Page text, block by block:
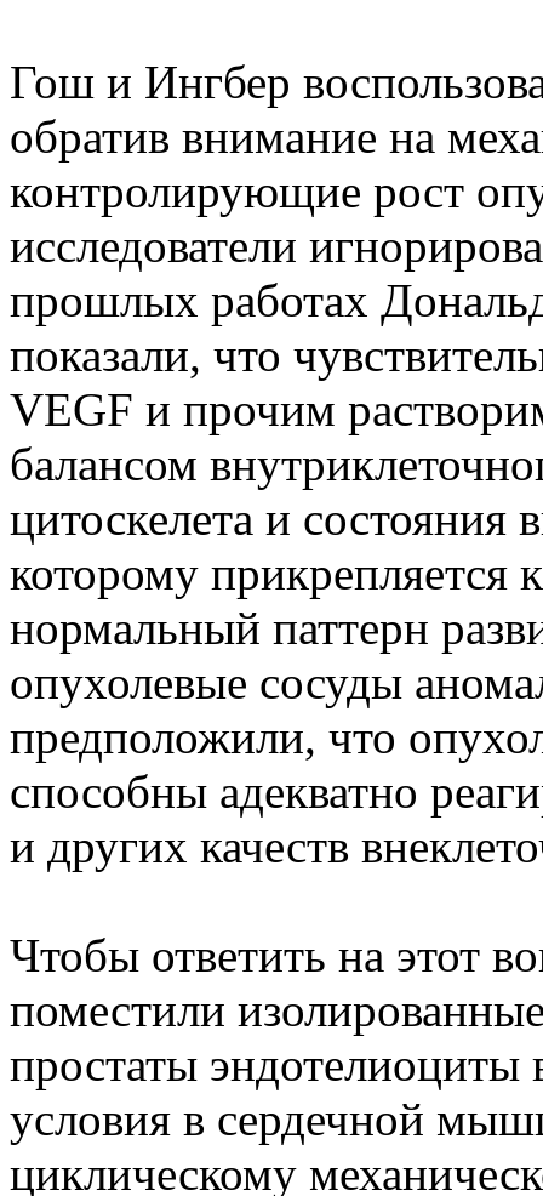
Гош и Ингбер
обратив внимание на
контролирующие рост
исследователи
прошлых работах
показали, что
VEGF и прочим
балансом
цитоскелета и состояния
которому прикрепляется
нормальный паттерн
опухолевые сосуды
предположили, что
способны адекватно
и других качеств
Чтобы ответить на этот
поместили
простаты
условия в сердечной
циклическому